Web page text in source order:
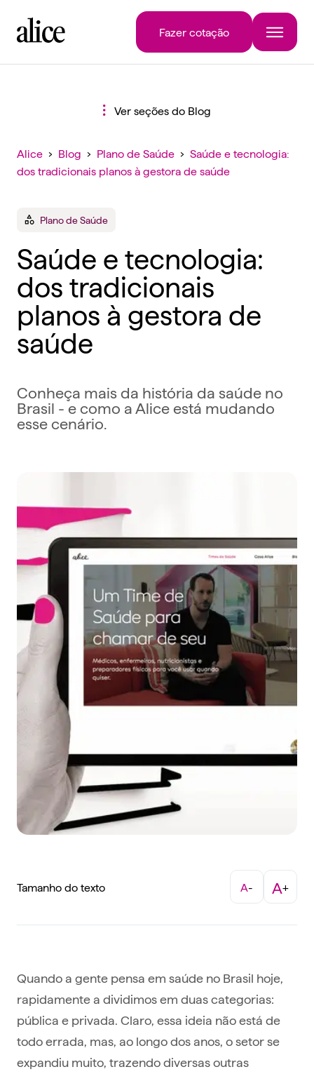
Fazer cotação
Ver seções do Blog
Alice › Blog › Plano de Saúde › Saúde e tecnologia:
dos tradicionais planos à gestora de saúde
Plano de Saúde
Saúde e tecnologia:
dos tradicionais
planos à gestora de
saúde
Conheça mais da história da saúde no
Brasil - e como a Alice está mudando
esse cenário.
Tamanho do texto A- A+
Quando a gente pensa em saúde no Brasil hoje,
rapidamente a dividimos em duas categorias:
pública e privada. Claro, essa ideia não está de
todo errada, mas, ao longo dos anos, o setor se
expandiu muito, trazendo diversas outras